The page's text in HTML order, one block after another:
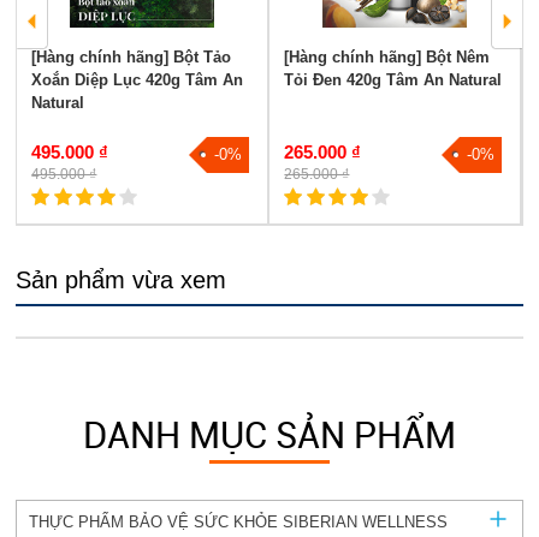
[Hàng chính hãng] Bột Tảo
Xoắn Diệp Lục 420g Tâm An
Natural
495.000 ₫
495.000 ₫
-0%
[Hàng chính hãng] Bột Nêm
Tỏi Đen 420g Tâm An Natural
265.000 ₫
265.000 ₫
-0%
Sản phẩm vừa xem
DANH MỤC SẢN PHẨM
THỰC PHẨM BẢO VỆ SỨC KHỎE SIBERIAN WELLNESS